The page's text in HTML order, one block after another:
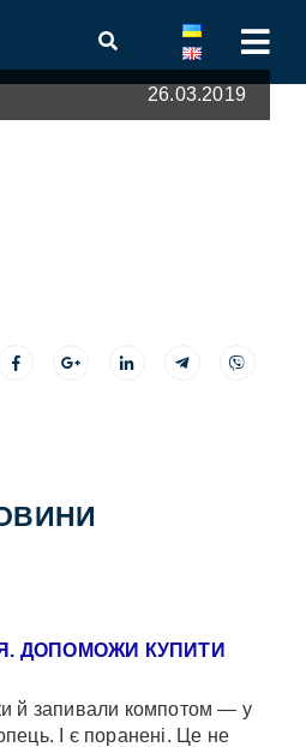
26.03.2019
ДОПОМОЖИ КУПИТИ
й запивали компотом — у
І є поранені. Це не